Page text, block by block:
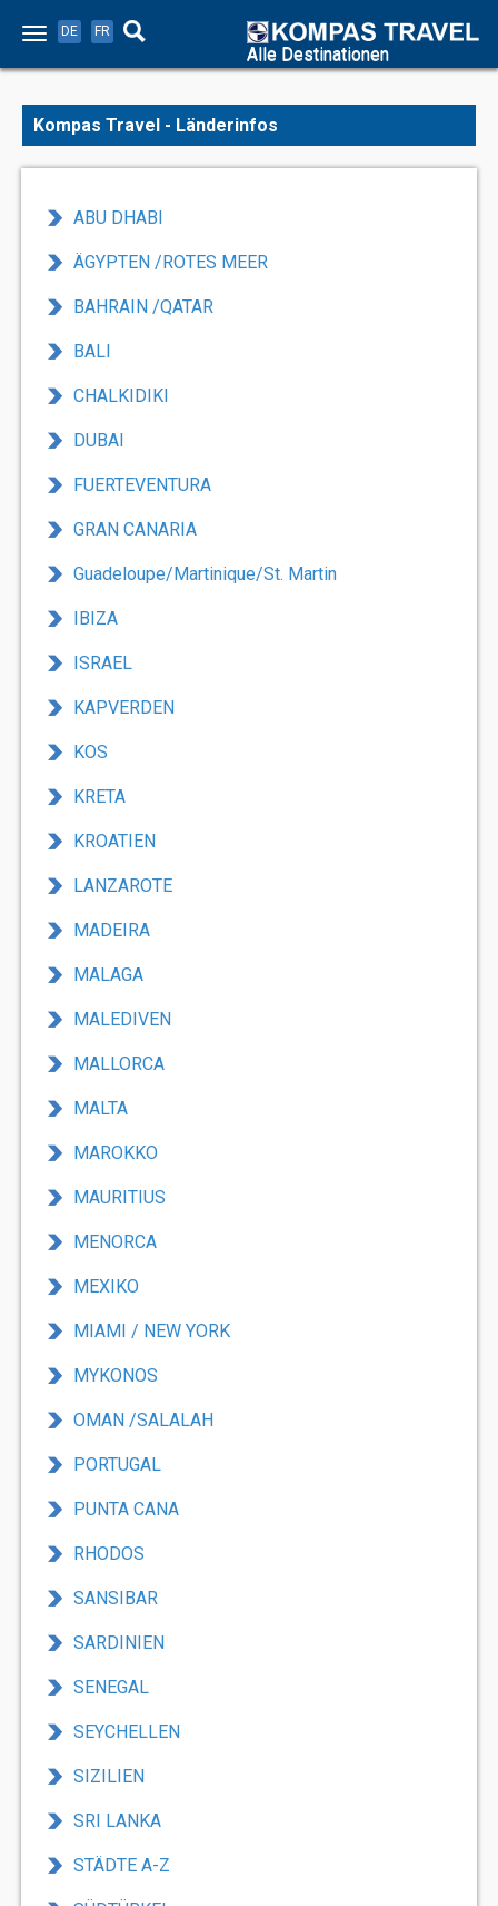
DE FR
Alle Destinationen
Kompas Travel - Länderinfos
ABU DHABI
ÄGYPTEN /ROTES MEER
BAHRAIN /QATAR
BALI
CHALKIDIKI
DUBAI
FUERTEVENTURA
GRAN CANARIA
Guadeloupe/Martinique/St. Martin
IBIZA
ISRAEL
KAPVERDEN
KOS
KRETA
KROATIEN
LANZAROTE
MADEIRA
MALAGA
MALEDIVEN
MALLORCA
MALTA
MAROKKO
MAURITIUS
MENORCA
MEXIKO
MIAMI / NEW YORK
MYKONOS
OMAN /SALALAH
PORTUGAL
PUNTA CANA
RHODOS
SANSIBAR
SARDINIEN
SENEGAL
SEYCHELLEN
SIZILIEN
SRI LANKA
STÄDTE A-Z